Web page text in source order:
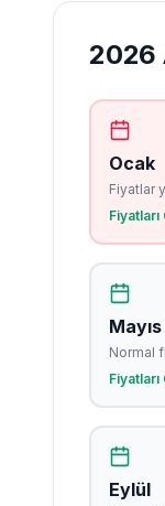
2026
Ocak
Fiyatlar
Fiyatları
Mayıs
Normal
Fiyatları
Eylül